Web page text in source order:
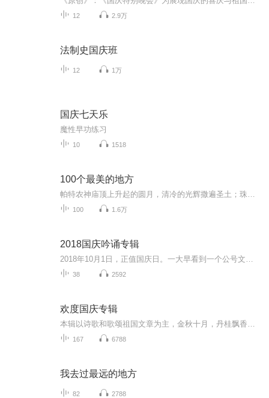
12 2.9万
法制史国庆班
12 1万
国庆七天乐
魔性早功练习
10 1518
100个最美的地方
100 1.6万
2018国庆吟诵专辑
38 2592
欢度国庆专辑
167 6788
我去过最远的地方
82 2788